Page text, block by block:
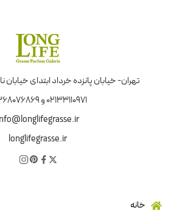
تهران- خیابان پانزده خرداد ابتدای
02133110971 و 09368076869
longlifegrasse.ir
خانه